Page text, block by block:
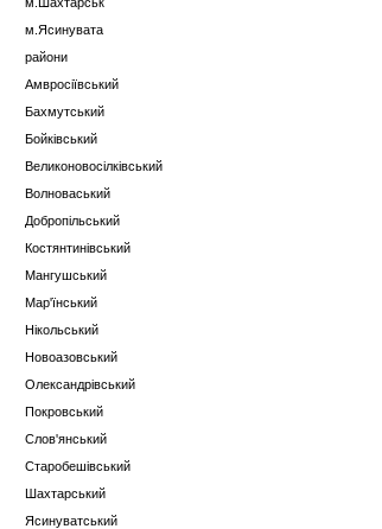
м.Ясинувата
райони
Амвросіївський
Бахмутський
Бойківський
Великоновосілківський
Волноваський
Добропільський
Костянтинівський
Мангушський
Мар'їнський
Нікольський
Новоазовський
Олександрівський
Покровський
Слов'янський
Старобешівський
Шахтарський
Ясинуватський